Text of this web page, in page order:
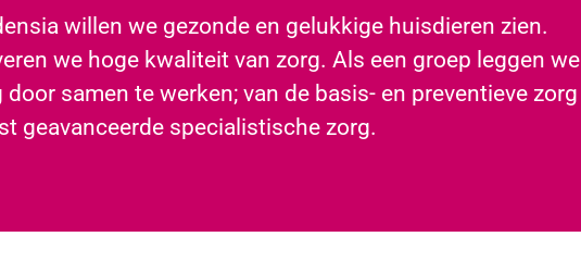
willen we gezonde en gelukkige huisdieren zien.
we hoge kwaliteit van zorg. Als een groep leggen we
door samen te werken; van de basis- en preventieve zorg
geavanceerde specialistische zorg.